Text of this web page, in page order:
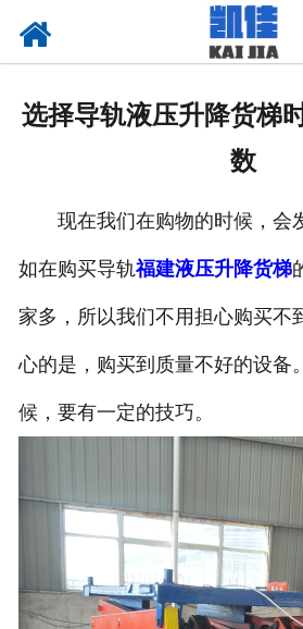
选择导轨液压升降货梯
数
现在我们在购物的时候，会
如在购买导轨福建液压升降货梯
家多，所以我们不用担心购买不
心的是，购买到质量不好的设备
候，要有一定的技巧。